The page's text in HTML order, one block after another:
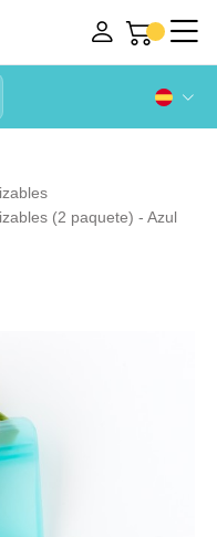
(2 paquete) - Azul